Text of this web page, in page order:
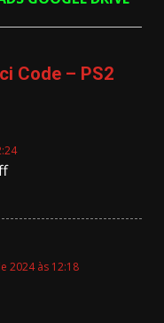
Code – PS2
2024 às 12:18